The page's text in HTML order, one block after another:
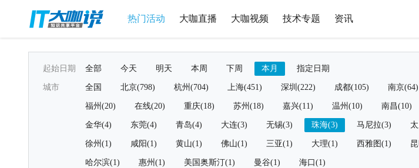
热门活动 大咖直播 大咖视频 技术专题 资讯
起始日期 全部 今天 明天 本周 下周 本月 指定日期
城市 全国 北京(798) 杭州(704) 上海(451) 深圳(222) 成都(105) 南京(64)
福州(20) 在线(20) 重庆(18) 苏州(18) 嘉兴(11) 温州(10) 南昌(10)
金华(4) 东莞(4) 青岛(4) 大连(3) 无锡(3) 珠海(3) 马尼拉(3)
徐州(1) 咸阳(1) 黄山(1) 佛山(1) 三亚(1) 大理(1) 西雅图(1)
哈尔滨(1) 惠州(1) 美国奥斯汀(1) 曼谷(1) 海口(1)